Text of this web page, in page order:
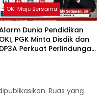
OKI Maju Bersama
Dunia Pendidikan
OKI, PGK Minta Disdik dan
DP3A Perkuat Perlindungan
Ruas yang